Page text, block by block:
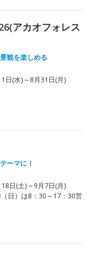
アカオフォレス
観を楽しめる
日(水)～8月31日(月)
ーマに！
日(土)～9月7日(月)
日）は8：30～17：30営